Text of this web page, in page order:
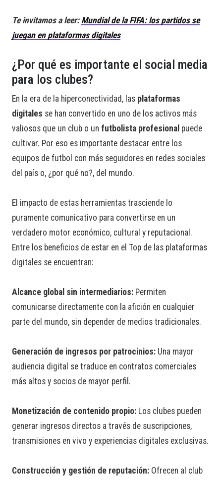
Te invitamos a leer: Mundial de la FIFA: los partidos se
juegan en plataformas digitales
¿Por qué es importante el social media
para los clubes?
En la era de la hiperconectividad, las plataformas
digitales se han convertido en uno de los activos más
valiosos que un club o un futbolista profesional puede
cultivar. Por eso es importante destacar entre los
equipos de futbol con más seguidores en redes sociales
del país o, ¿por qué no?, del mundo.
El impacto de estas herramientas trasciende lo
puramente comunicativo para convertirse en un
verdadero motor económico, cultural y reputacional.
Entre los beneficios de estar en el Top de las plataformas
digitales se encuentran:
Alcance global sin intermediarios: Permiten
comunicarse directamente con la afición en cualquier
parte del mundo, sin depender de medios tradicionales.
Generación de ingresos por patrocinios: Una mayor
audiencia digital se traduce en contratos comerciales
más altos y socios de mayor perfil.
Monetización de contenido propio: Los clubes pueden
generar ingresos directos a través de suscripciones,
transmisiones en vivo y experiencias digitales exclusivas.
Construcción y gestión de reputación: Ofrecen al club